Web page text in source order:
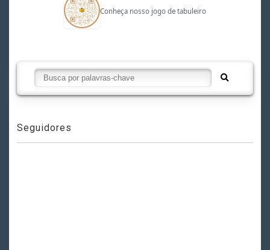
Conheça nosso jogo de tabuleiro
Seguidores